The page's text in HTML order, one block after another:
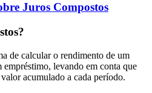
Juros Compostos
de calcular o rendimento de um
levando em conta que
acumulado a cada período.